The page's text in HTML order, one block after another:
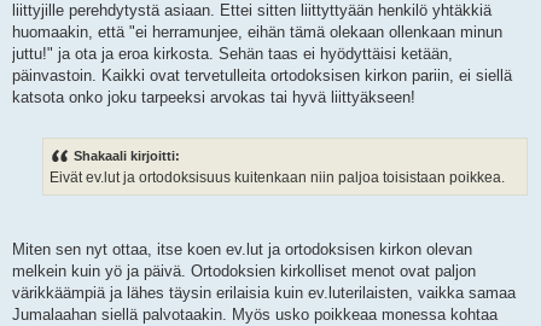
liittyjille perehdytystä asiaan. Ettei sitten liittyttyään henkilö yhtäkkiä
huomaakin, että "ei herramunjee, eihän tämä olekaan ollenkaan minun
juttu!" ja ota ja eroa kirkosta. Sehän taas ei hyödyttäisi ketään,
päinvastoin. Kaikki ovat tervetulleita ortodoksisen kirkon pariin, ei siellä
katsota onko joku tarpeeksi arvokas tai hyvä liittyäkseen!
Shakaali kirjoitti:
Eivät ev.lut ja ortodoksisuus kuitenkaan niin paljoa toisistaan poikkea.
Miten sen nyt ottaa, itse koen ev.lut ja ortodoksisen kirkon olevan
melkein kuin yö ja päivä. Ortodoksien kirkolliset menot ovat paljon
värikkäämpiä ja lähes täysin erilaisia kuin ev.luterilaisten, vaikka samaa
Jumalaahan siellä palvotaakin. Myös usko poikkeaa monessa kohtaa